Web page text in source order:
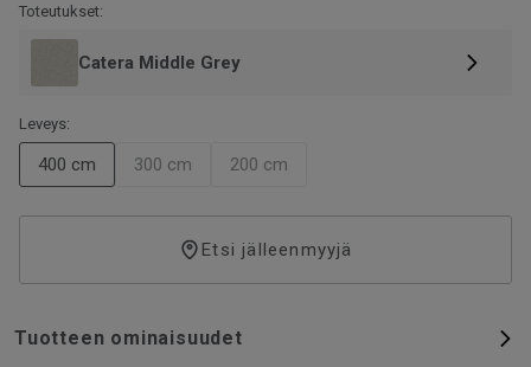
Toteutukset:
Catera Middle Grey
Leveys:
400 cm 300 cm 200 cm
Etsi jälleenmyyjä
Tuotteen ominaisuudet